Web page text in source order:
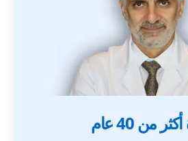
من 40 عام